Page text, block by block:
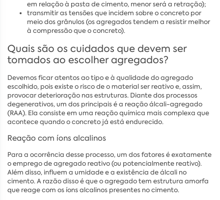
em relação à pasta de cimento, menor será a retração);
transmitir as tensões que incidem sobre o concreto por
meio dos grânulos (os agregados tendem a resistir melhor
à compressão que o concreto).
Quais são os cuidados que devem ser
tomados ao escolher agregados?
Devemos ficar atentos ao tipo e à qualidade do agregado
escolhido, pois existe o risco de o material ser reativo e, assim,
provocar deterioração nas estruturas. Diante dos processos
degenerativos, um dos principais é a reação álcali-agregado
(RAA). Ela consiste em uma reação química mais complexa que
acontece quando o concreto já está endurecido.
Reação com íons alcalinos
Para a ocorrência desse processo, um dos fatores é exatamente
o emprego de agregado reativo (ou potencialmente reativo).
Além disso, influem a umidade e a existência de álcali no
cimento. A razão disso é que o agregado tem estrutura amorfa
que reage com os íons alcalinos presentes no cimento.